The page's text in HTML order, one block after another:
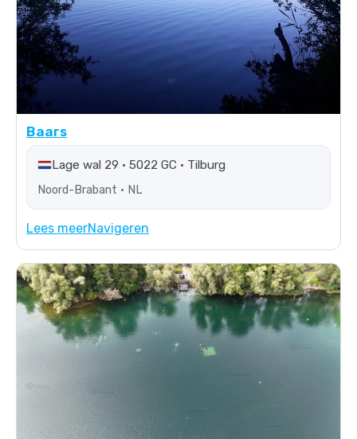
Baars
Lage wal 29 • 5022 GC • Tilburg
Noord-Brabant • NL
Lees meerNavigeren